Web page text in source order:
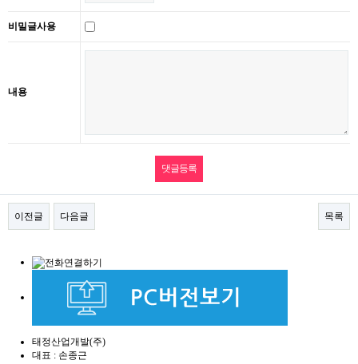
비밀글사용
내용
이전글 다음글 목록
태정산업개발(주)
대표 : 손종근